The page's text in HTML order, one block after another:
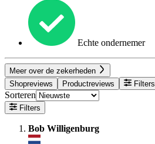
Echte ondernemer
Meer over de zekerheden
Shopreviews
Productreviews Filters
Sorteren
Filters
Bob Willigenburg